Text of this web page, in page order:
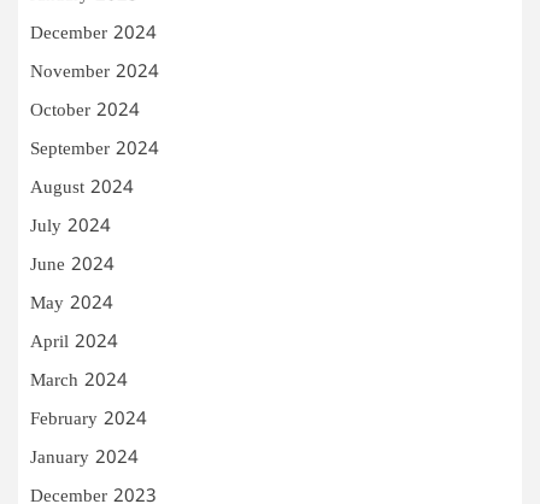
December 2024
November 2024
October 2024
September 2024
August 2024
July 2024
June 2024
May 2024
April 2024
March 2024
February 2024
January 2024
December 2023